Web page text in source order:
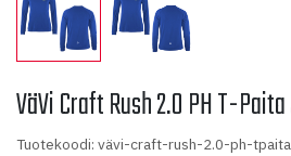
VäVi Craft Rush 2.0 PH T-
Tuotekoodi: vävi-craft-rush-2.0-ph-